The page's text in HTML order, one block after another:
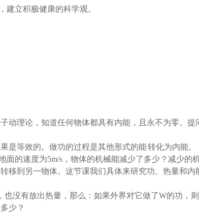
建立积极健康的科学观。
动理论，知道任何物体都具有内能，且永不为零。
是等效的。做功的过程是其他形式的能转化为内能。
面的速度为5m/s ， 物体的机械能减少了多少？减少的
移到另一物体。这节课我们具体来研究功、热量和内
也没有放出热量，那么：如果外界对它做了W的功，
少？